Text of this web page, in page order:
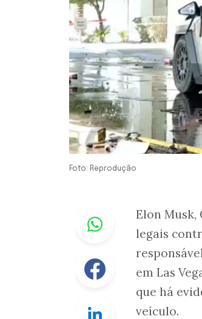
Foto: Reprodução
Whastapp
Facebook
Linkedin
Elon Musk,
legais
em Las
que há
veículo.